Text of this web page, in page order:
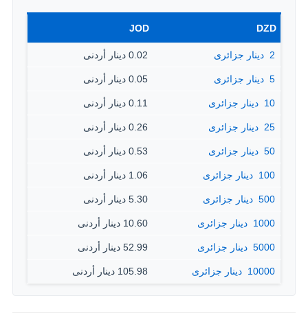
DZD
JOD
2 ‏ دينار جزائرى 0.02 دينار أردنى
5 ‏ دينار جزائرى 0.05 دينار أردنى
10 ‏ دينار جزائرى 0.11 دينار أردنى
25 ‏ دينار جزائرى 0.26 دينار أردنى
50 ‏ دينار جزائرى 0.53 دينار أردنى
100 ‏ دينار جزائرى 1.06 دينار أردنى
500 ‏ دينار جزائرى 5.30 دينار أردنى
1000 ‏ دينار جزائرى 10.60 دينار أردنى
5000 ‏ دينار جزائرى 52.99 دينار أردنى
10000 ‏ دينار جزائرى 105.98 دينار أردنى